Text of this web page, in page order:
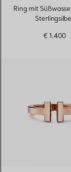
Ring mit
€ 1.400